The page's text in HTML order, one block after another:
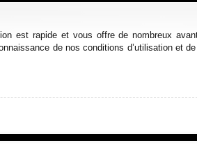
est rapide et vous offre de nombreux
de nos conditions d’utilisation et